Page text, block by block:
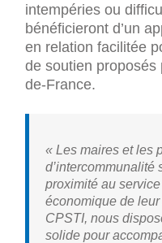
intempéries ou
bénéficieront d’un
en relation facilitée
de soutien proposés
de-France.
« Les maires et les
d’intercommunalité
proximité au
économique de leur
CPSTI, nous
solide pour